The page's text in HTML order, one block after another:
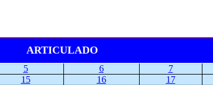
ARTICULADO
5 6 7
15 16 17